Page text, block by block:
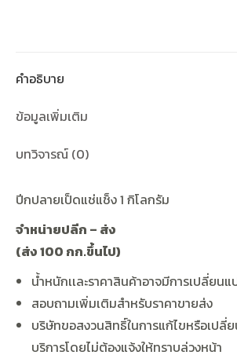
คำอธิบาย
ข้อมูลเพิ่มเติม
บทวิจารณ์ (0)
ปีกปลายเป็ดแช่แช็ง 1 กิโลกรัม
จำหน่ายปลีก – ส่ง
(ส่ง100 กก.ขึ้นไป)
น้ำหนักเเละราคาสินค้าอาจมีการเปลี่ยนแ
สอบถามเพิ่มเติมสำหรับราคาขายส่ง
บริษัทขอสงวนสิทธิ์ในการแก้ไขหรือเปลี่
บริการโดยไม่ต้องแจ้งให้ทราบล่วงหน้า